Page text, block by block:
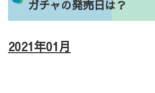
ガチャの発売日は？
2021年01月